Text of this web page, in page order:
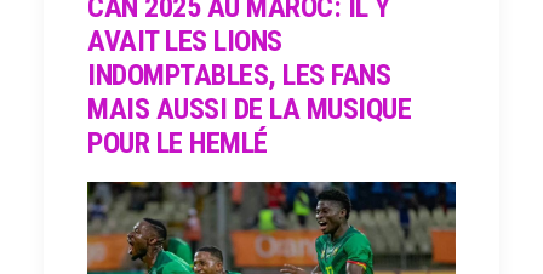
CAN 2025 AU MAROC: IL Y
AVAIT LES LIONS
INDOMPTABLES, LES FANS
MAIS AUSSI DE LA MUSIQUE
POUR LE HEMLÉ